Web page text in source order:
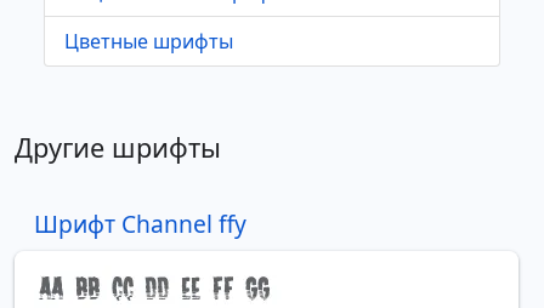
Цветные шрифты
Другие шрифты
Шрифт Channel ffy